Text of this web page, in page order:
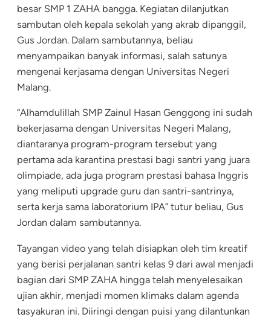
besar SMP 1 ZAHA bangga. Kegiatan dilanjutkan
sambutan oleh kepala sekolah yang akrab dipanggil,
Gus Jordan. Dalam sambutannya, beliau
menyampaikan banyak informasi, salah satunya
mengenai kerjasama dengan Universitas Negeri
Malang.
“Alhamdulillah SMP Zainul Hasan Genggong ini sudah
bekerjasama dengan Universitas Negeri Malang,
diantaranya program-program tersebut yang
pertama ada karantina prestasi bagi santri yang juara
olimpiade, ada juga program prestasi bahasa Inggris
yang meliputi upgrade guru dan santri-santrinya,
serta kerja sama laboratorium IPA” tutur beliau, Gus
Jordan dalam sambutannya.
Tayangan video yang telah disiapkan oleh tim kreatif
yang berisi perjalanan santri kelas 9 dari awal menjadi
bagian dari SMP ZAHA hingga telah menyelesaikan
ujian akhir, menjadi momen klimaks dalam agenda
tasyakuran ini. Diiringi dengan puisi yang dilantunkan